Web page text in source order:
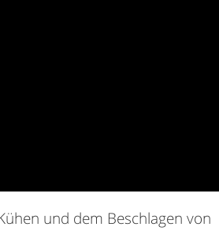
und dem Beschlagen von